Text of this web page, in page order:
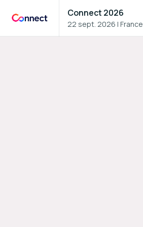
Connect 2026
22 sept. 2026 | France